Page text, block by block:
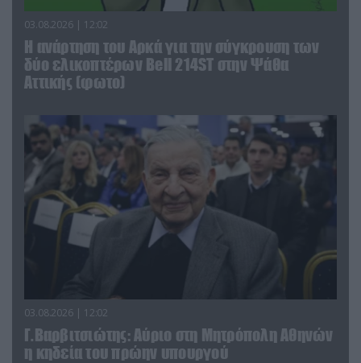
03.08.2026 | 12:02
Η ανάρτηση του Αρκά για την σύγκρουση των
δύο ελικοπτέρων Bell 214ST στην Ψάθα
Αττικής (φωτο)
03.08.2026 | 12:02
Γ.Βαρβιτσιώτης: Aύριο στη Μητρόπολη Αθηνών
η κηδεία του πρώην υπουργού